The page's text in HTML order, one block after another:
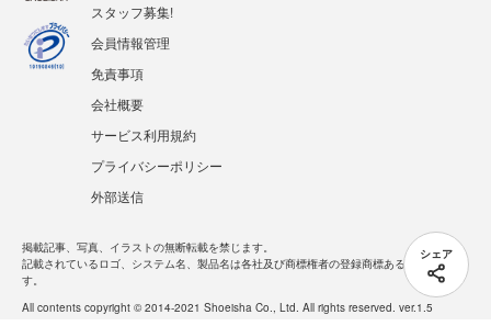
シェア
スタッフ募集!
会員情報管理
免責事項
会社概要
サービス利用規約
プライバシーポリシー
外部送信
掲載記事、写真、イラストの無断転載を禁じます。
記載されているロゴ、システム名、製品名は各社及び商標権者の登録商標あるいは商標で
す。
All contents copyright © 2014-2021 Shoeisha Co., Ltd. All rights reserved. ver.1.5